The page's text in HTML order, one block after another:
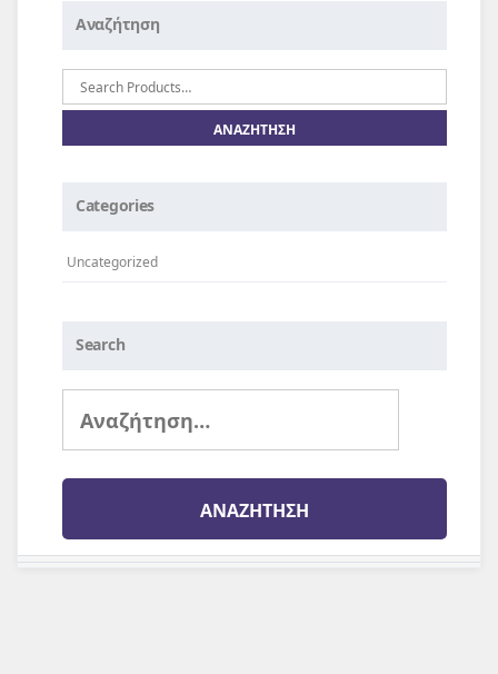
Αναζήτηση
Αναζήτηση
για:
Categories
Uncategorized
Search
Αναζήτηση
για: